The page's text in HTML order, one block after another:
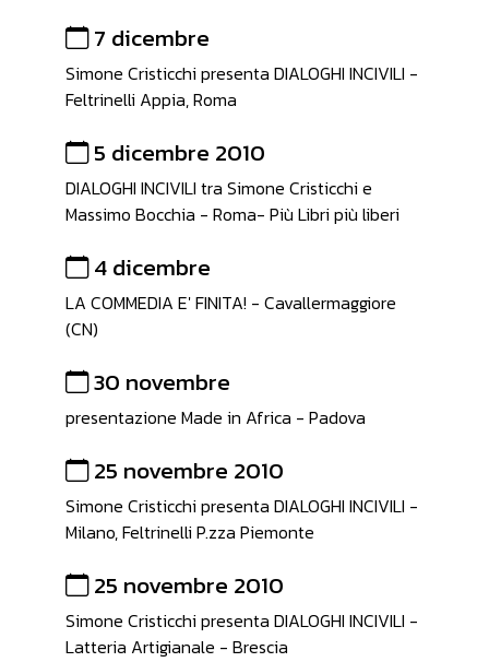
7 dicembre
Simone Cristicchi presenta DIALOGHI INCIVILI -
Feltrinelli Appia, Roma
5 dicembre 2010
DIALOGHI INCIVILI tra Simone Cristicchi e
Massimo Bocchia - Roma- Più Libri più liberi
4 dicembre
LA COMMEDIA E' FINITA! - Cavallermaggiore
(CN)
30 novembre
presentazione Made in Africa - Padova
25 novembre 2010
Simone Cristicchi presenta DIALOGHI INCIVILI -
Milano, Feltrinelli P.zza Piemonte
25 novembre 2010
Simone Cristicchi presenta DIALOGHI INCIVILI -
Latteria Artigianale - Brescia